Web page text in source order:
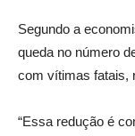
Segundo a
queda no número
com vítimas fatais,
“Essa redução é